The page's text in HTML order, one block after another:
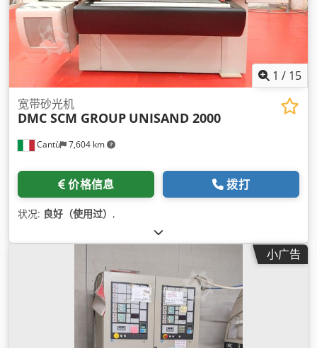
1 / 15
Cantù 7,604 km
宽带砂光机
DMC SCM GROUP UNISAND 2000
价格信息 拨打
状况: 良好（使用过） ,
小广告